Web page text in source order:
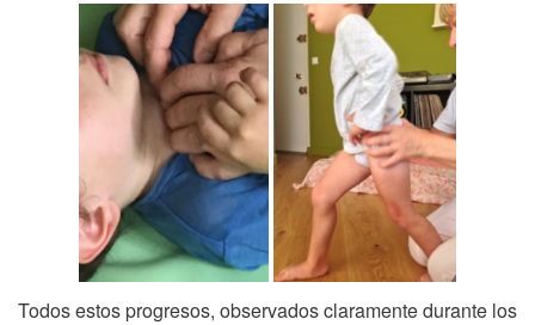
Todos estos progresos, observados claramente durante los